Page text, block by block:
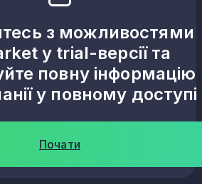
з можливостями
у trial-версії та
повну інформацію
у повному доступі
Почати